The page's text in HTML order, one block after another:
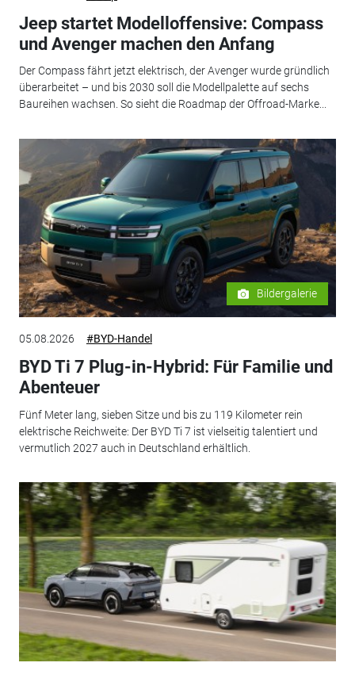
Jeep startet Modelloffensive: Compass
und Avenger machen den Anfang
Der Compass fährt jetzt elektrisch, der Avenger wurde gründlich
überarbeitet – und bis 2030 soll die Modellpalette auf sechs
Baureihen wachsen. So sieht die Roadmap der Offroad-Marke...
Bildergalerie
05.08.2026 #BYD-Handel
BYD Ti 7 Plug-in-Hybrid: Für Familie und
Abenteuer
Fünf Meter lang, sieben Sitze und bis zu 119 Kilometer rein
elektrische Reichweite: Der BYD Ti 7 ist vielseitig talentiert und
vermutlich 2027 auch in Deutschland erhältlich.